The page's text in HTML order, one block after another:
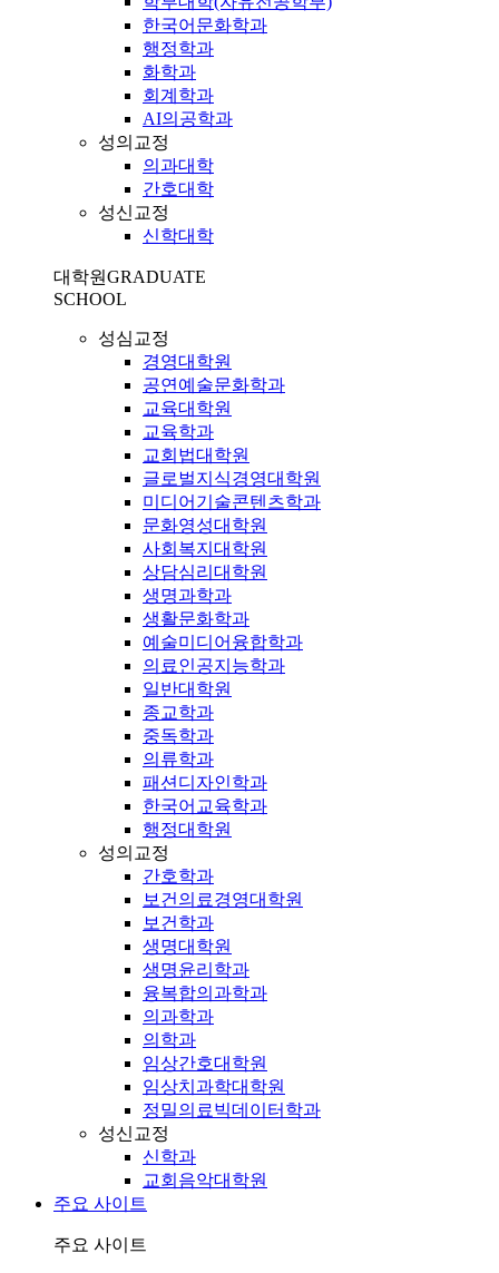
한국어문화학과
행정학과
화학과
회계학과
AI의공학과
성의교정
의과대학
간호대학
성신교정
신학대학
대학원GRADUATE
SCHOOL
성심교정
경영대학원
공연예술문화학과
교육대학원
교육학과
교회법대학원
글로벌지식경영대학원
미디어기술콘텐츠학과
문화영성대학원
사회복지대학원
상담심리대학원
생명과학과
생활문화학과
예술미디어융합학과
의료인공지능학과
일반대학원
종교학과
중독학과
의류학과
패션디자인학과
한국어교육학과
행정대학원
성의교정
간호학과
보건의료경영대학원
보건학과
생명대학원
생명윤리학과
융복합의과학과
의과학과
의학과
임상간호대학원
임상치과학대학원
정밀의료빅데이터학과
성신교정
신학과
교회음악대학원
주요 사이트
주요 사이트